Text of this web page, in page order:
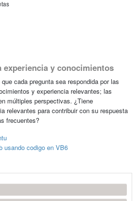
experiencia y conocimientos
cada pregunta sea respondida por las
y experiencia relevantes; las
múltiples perspectivas. ¿Tiene
relevantes para contribuir con su respuesta
frecuentes?
usando codigo en VB6